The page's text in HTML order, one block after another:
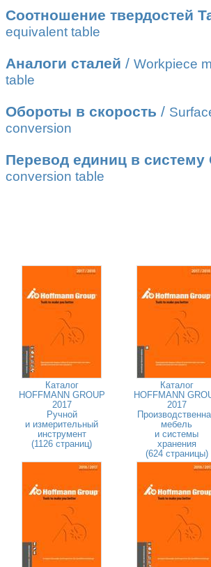
Соотношение твердостей
equivalent table
Аналоги сталей / Workpiece
table
Обороты в скорость /
conversion
Перевод единиц в систему
conversion table
Каталог
HOFFMANN GROUP
2017
Ручной
и измерительный
инструмент
(1126 страниц)
Каталог
HOFFMANN
2017
мебель
и системы
хранения
(624 страницы)